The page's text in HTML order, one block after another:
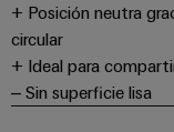
+ Posición neutra
circular
+ Ideal para
– Sin superficie lisa